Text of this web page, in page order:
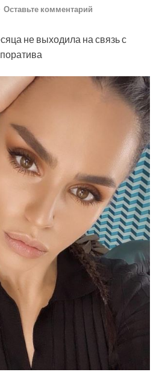
Оставьте комментарий
не выходила на связь с